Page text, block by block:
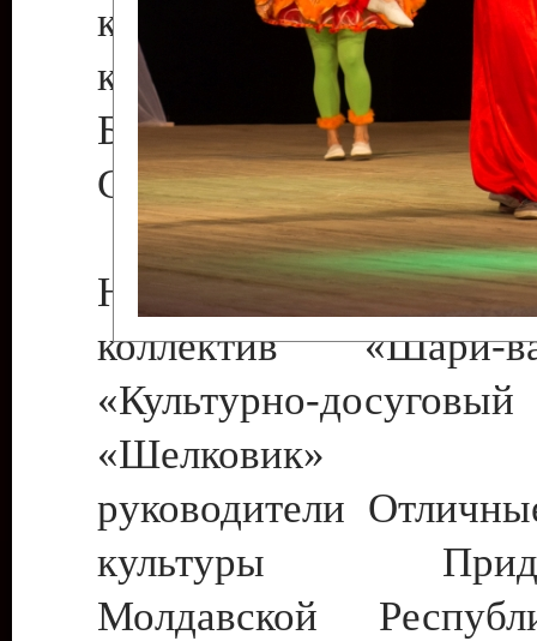
коллектив
культуры с.
Бендеры ,
Светлана Георгиевна
Народный цирковой
коллектив
«Культурно-
«Шелковик»
руководители
культуры
Молдавской